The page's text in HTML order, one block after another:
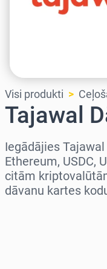
Visi produkti
Tajawal
Iegādājies
Ethereum, USDC,
citām
dāvanu kartes